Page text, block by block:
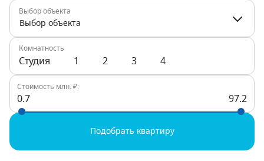
Выбор объекта
Выбор объекта
Комнатность
Студия 1 2 3 4
Стоимость млн. ₽:
0.7 97.2
Подобрать квартиру